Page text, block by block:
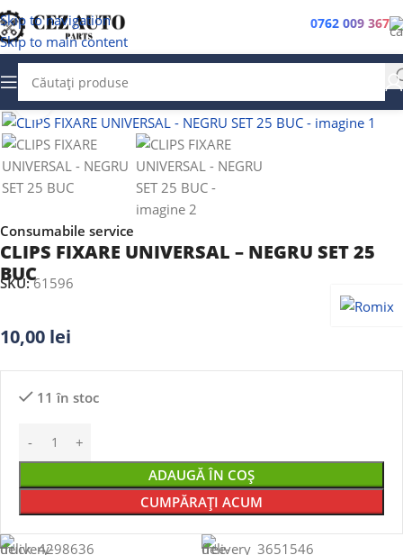
Skip to navigation
Skip to main content
0762 009 367
Faceți clic pentru a mări
Consumabile service
CLIPS FIXARE UNIVERSAL – NEGRU SET 25
BUC
SKU:61596
10,00 lei
11 în stoc
ADAUGĂ ÎN COȘ
CUMPĂRAȚI ACUM